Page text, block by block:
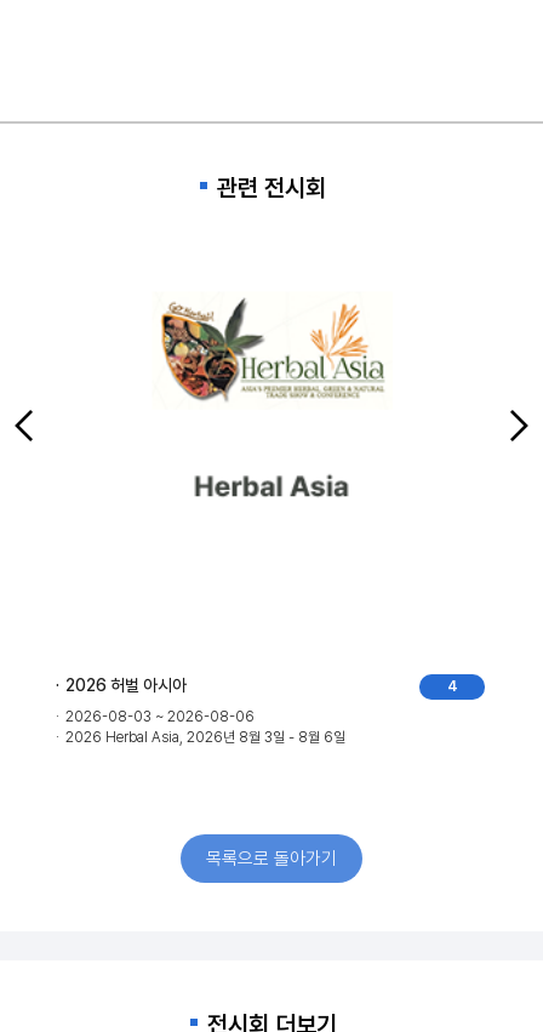
관련 전시회
4
2026 허벌 아시아
2026-08-03 ~ 2026-08-06
2026 Herbal Asia, 2026년 8월 3일 - 8월 6일
목록으로 돌아가기
전시회 더보기